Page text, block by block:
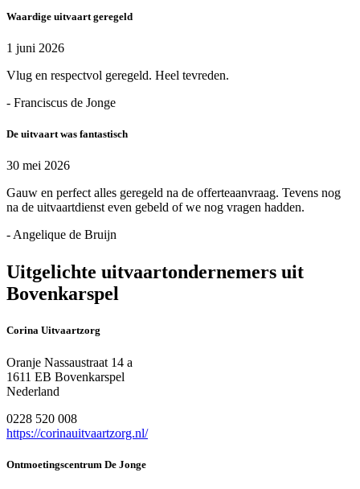
Waardige uitvaart geregeld
1 juni 2026
Vlug en respectvol geregeld. Heel tevreden.
- Franciscus de Jonge
De uitvaart was fantastisch
30 mei 2026
Gauw en perfect alles geregeld na de offerteaanvraag. Tevens nog
na de uitvaartdienst even gebeld of we nog vragen hadden.
- Angelique de Bruijn
Uitgelichte uitvaartondernemers uit
Bovenkarspel
Corina Uitvaartzorg
Oranje Nassaustraat 14 a
1611 EB Bovenkarspel
Nederland
0228 520 008
https://corinauitvaartzorg.nl/
Ontmoetingscentrum De Jonge